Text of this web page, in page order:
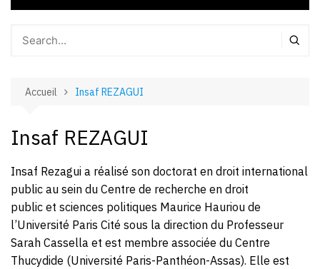
Accueil Insaf REZAGUI
Insaf REZAGUI
Insaf Rezagui a réalisé son doctorat en droit international
public au sein du Centre de recherche en droit
public et sciences politiques Maurice Hauriou de
l’Université Paris Cité sous la direction du Professeur
Sarah Cassella et est membre associée du Centre
Thucydide (Université Paris-Panthéon-Assas). Elle est